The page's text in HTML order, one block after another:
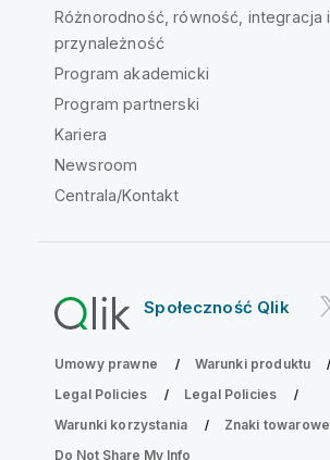
Różnorodność, równość, integracja i
przynależność
Program akademicki
Program partnerski
Kariera
Newsroom
Centrala/Kontakt
Społeczność Qlik
Umowy prawne
Warunki produktu
Legal Policies
Legal Policies
Warunki korzystania
Znaki towarowe
Do Not Share My Info